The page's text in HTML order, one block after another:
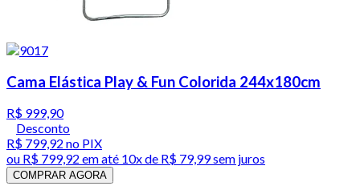
Cama Elástica Play & Fun Colorida 244x180cm
R$ 999,90
Desconto
R$ 799,92 no PIX
ou R$ 799,92 em até 10x de R$ 79,99 sem juros
COMPRAR AGORA